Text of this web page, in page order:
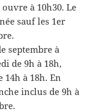
à 10h30. Le
sauf les 1er
septembre à
de 9h à 18h,
14h à 18h. En
inclus de 9h à